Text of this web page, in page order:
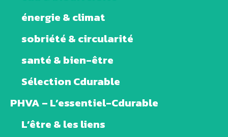
énergie & climat
sobriété & circularité
santé & bien-être
Sélection Cdurable
PHVA – L’essentiel-Cdurable
L’être & les liens